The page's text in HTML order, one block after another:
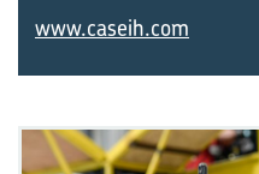
www.caseih.com